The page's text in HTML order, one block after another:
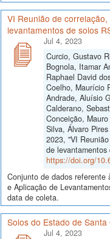
VI Reunião de
levantamentos de solos
Jul 4, 2023
Curcio, Gustavo
Bognola, Itamar
Raphael David
Coelho, Maurício
Andrade, Aluísio
Calderano,
Conceição,
Silva, Álvaro
2023, "VI
de levantamentos
https://doi.org/
Conjunto de dados referente
e Aplicação de
data de coleta.
Solos do Estado de Santa
Jul 4, 2023